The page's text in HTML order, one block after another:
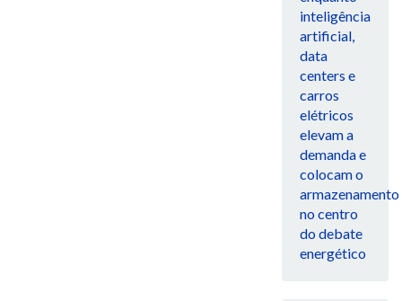
inteligência
artificial,
data
centers e
carros
elétricos
elevam a
demanda e
colocam o
armazenamento
no centro
do debate
energético